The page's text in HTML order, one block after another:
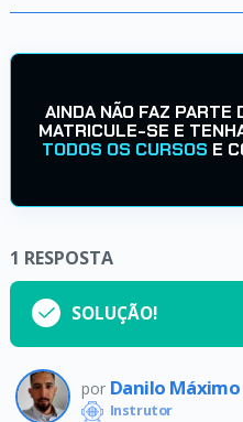
AINDA NÃO FAZ PARTE
MATRICULE-SE E
TODOS OS CURSOS E
1 RESPOSTA
SOLUÇÃO!
por Danilo Máximo
Instrutor